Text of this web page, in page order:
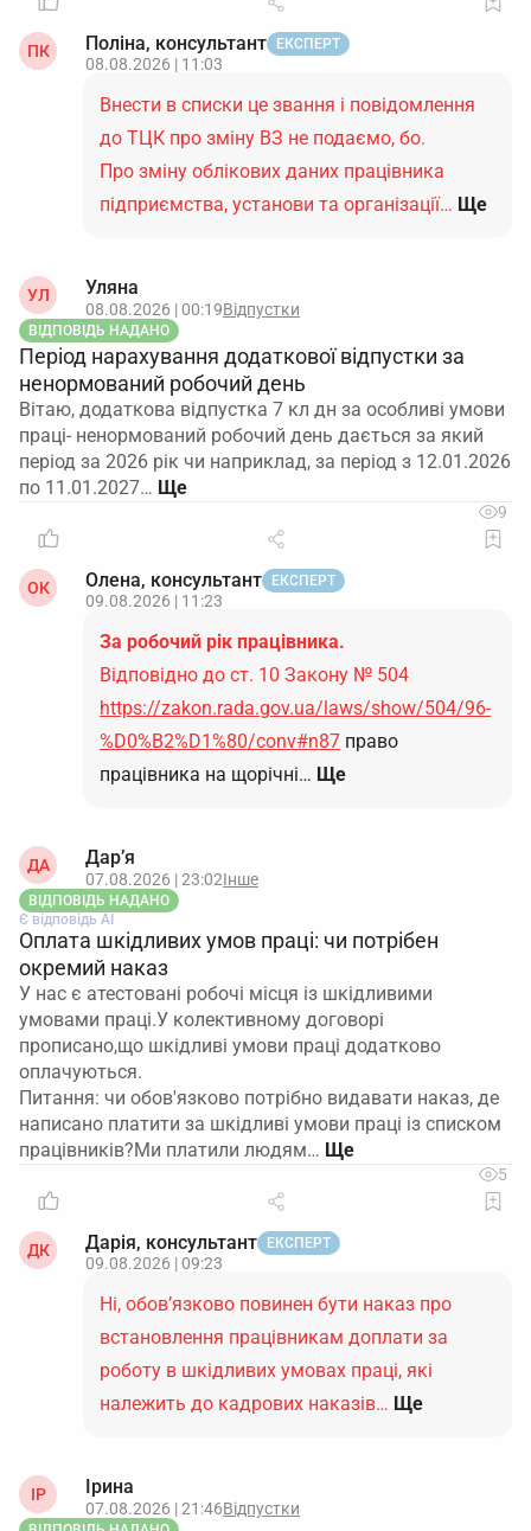
ПК Поліна, консультант ЕКСПЕРТ
08.08.2026 | 11:03
Внести в списки це звання і повідомлення
до ТЦК про зміну ВЗ не подаємо, бо.
Про зміну облікових даних працівника
підприємства, установи та організації… Ще
УЛ Уляна
08.08.2026 | 00:19Відпустки
ВІДПОВІДЬ НАДАНО
Період нарахування додаткової відпустки за
ненормований робочий день
Вітаю, додаткова відпустка 7 кл дн за особливі умови
праці- ненормований робочий день дається за який
період за 2026 рік чи наприклад, за період з 12.01.2026
по 11.01.2027…
9
ОК Олена, консультант ЕКСПЕРТ
09.08.2026 | 11:23
За робочий рік працівника.
Відповідно до ст. 10 Закону № 504
https://zakon.rada.gov.ua/laws/show/504/96-
%D0%B2%D1%80/conv#n87 право
працівника на щорічні… Ще
ДА Дар’я
07.08.2026 | 23:02Інше
ВІДПОВІДЬ НАДАНО
Є відповідь АІ
Оплата шкідливих умов праці: чи потрібен
окремий наказ
У нас є атестовані робочі місця із шкідливими
умовами праці.У колективному договорі
прописано,що шкідливі умови праці додатково
оплачуються.
Питання: чи обов'язково потрібно видавати наказ, де
написано платити за шкідливі умови праці із списком
працівників?Ми платили людям…
5
ДК Дарія, консультант ЕКСПЕРТ
09.08.2026 | 09:23
Ні, обов’язково повинен бути наказ про
встановлення працівникам доплати за
роботу в шкідливих умовах праці, які
належить до кадрових наказів… Ще
ІР Ірина
07.08.2026 | 21:46Відпустки